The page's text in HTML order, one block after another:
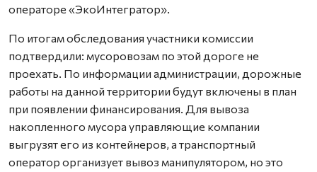
операторе «ЭкоИнтегратор».
По итогам обследования участники комиссии
подтвердили: мусоровозам по этой дороге не
проехать. По информации администрации, дорожные
работы на данной территории будут включены в план
при появлении финансирования. Для вывоза
накопленного мусора управляющие компании
выгрузят его из контейнеров, а транспортный
оператор организует вывоз манипулятором, но это